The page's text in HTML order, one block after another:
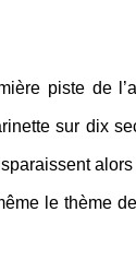
piste de
sur dix
le thème